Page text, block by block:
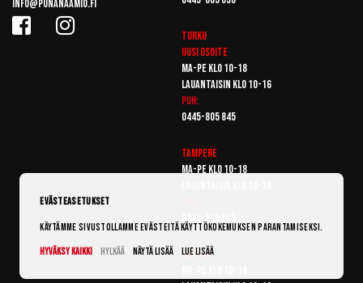
info@punanaamio.fi
Turku
Uusi osoite
Ma-pe klo 10-18
Lauantaisin klo 10-16
Puh:
0445-805 845
Tampere
Ma-pe klo 10-18
Vantaa
Evästeasetukset
Käytämme sivustollamme evästeitä käyttökokemuksen parantamiseksi.
Hyväksy kaikki
Hylkää Näytä lisää Lue lisää